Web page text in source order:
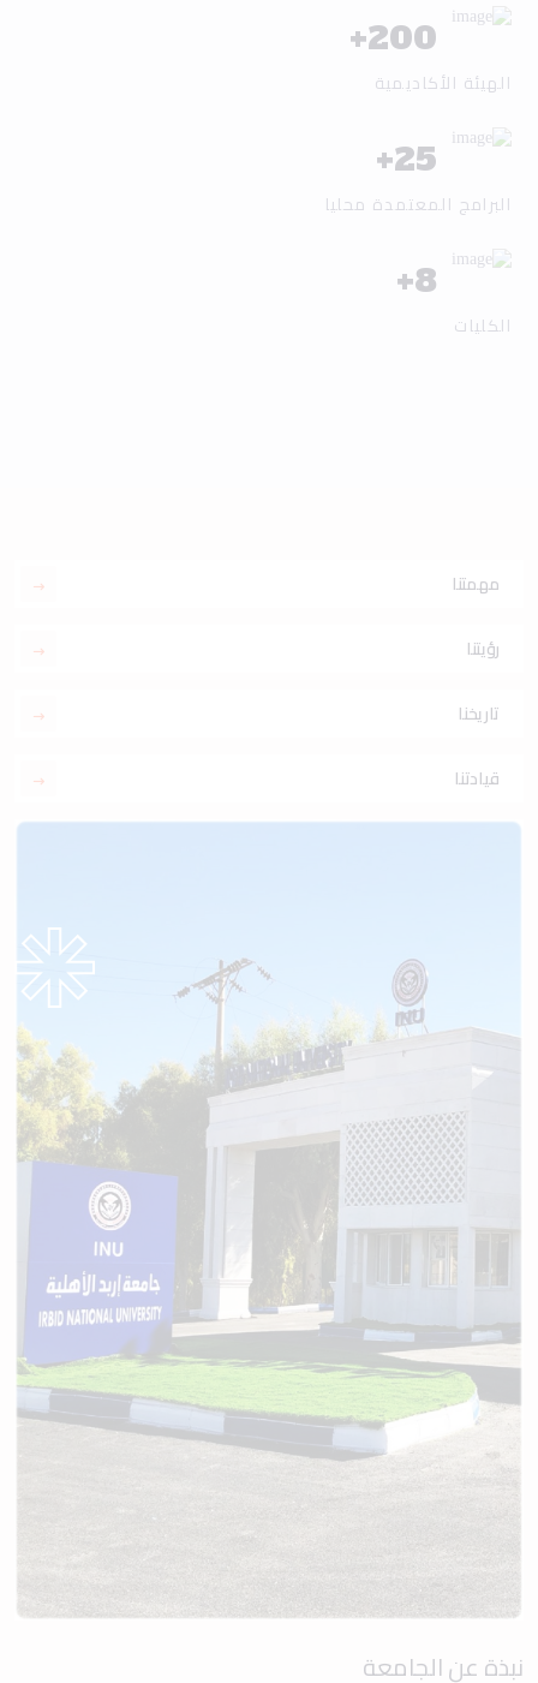
200
+
الهيئة الأكاديمية
25
+
البرامج المعتمدة محليا
8
+
الكليات
مهمتنا
رؤيتنا
تاريخنا
قيادتنا
نبذة عن الجامعة